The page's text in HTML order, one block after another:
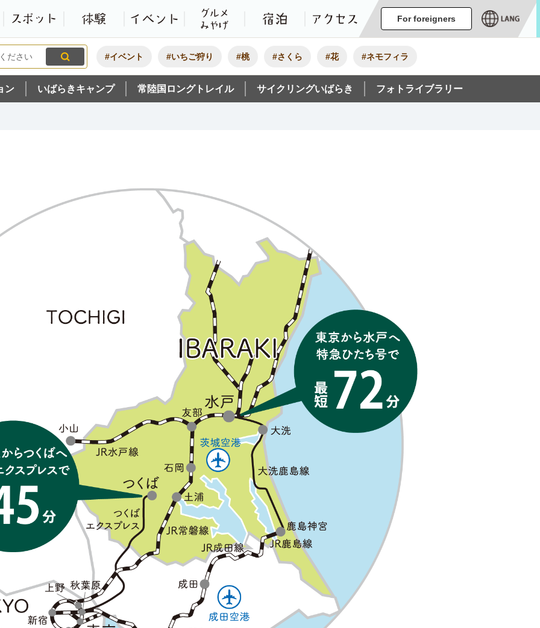
観光いばらき公式ホームページ
特集・オススメ
モデルコーススポット 体験 イベント グルメ・みやげ宿泊 アクセス
For foreigners
#イベント #いちご狩り #桃 #さくら #花 #ネモフィラ
ン いばらきキャンプ 常陸国ロングトレイル サイクリングいばらき フォトライブラリー